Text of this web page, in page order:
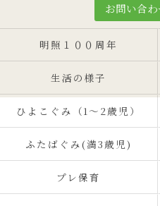
お問い合
明照１００周年
生活の様子
ひよこぐみ（1〜2歳児）
ふたばぐみ(満3歳児)
プレ保育